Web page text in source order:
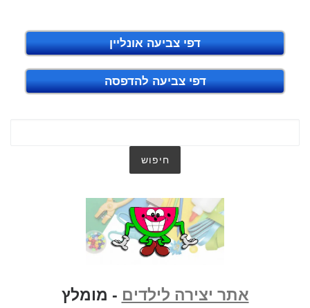
דפי צביעה אונליין
דפי צביעה להדפסה
אתר יצירה לילדים - מומלץ